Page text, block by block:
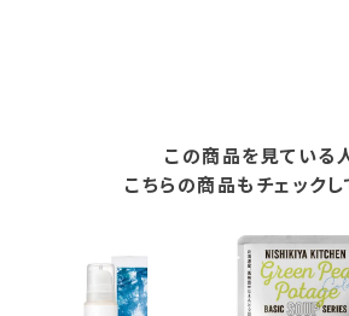
この商品を見ている
こちらの商品もチェック